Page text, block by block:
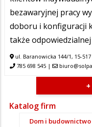
bezawaryjnej pracy
doboru i konfiguracji
także
ul. Baranowicka 144/1, 15-517
785 698 545 |
Katalog firm
Dom i budownictwo